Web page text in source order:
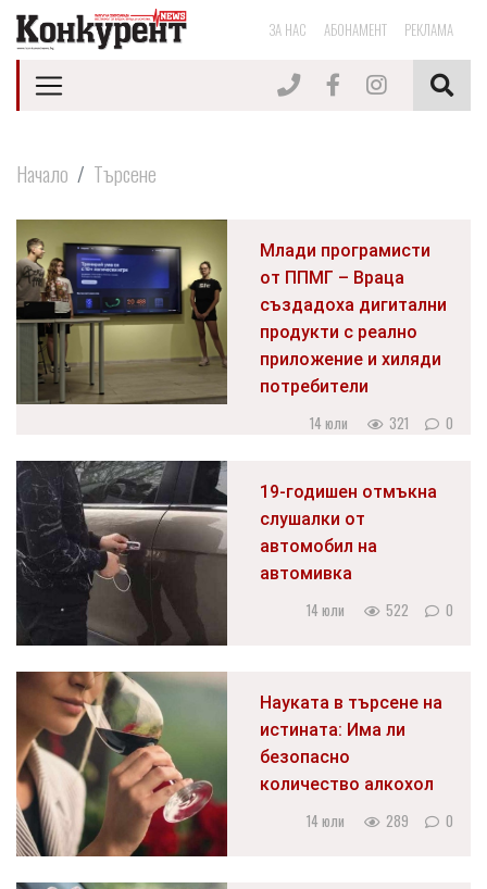
ЗА НАС АБОНАМЕНТ РЕКЛАМА
Начало Търсене
Млади програмисти
от ППМГ – Враца
създадоха дигитални
продукти с реално
приложение и хиляди
потребители
14 юли 321 0
19-годишен отмъкна
слушалки от
автомобил на
автомивка
14 юли 522 0
Науката в търсене на
истината: Има ли
безопасно
количество алкохол
14 юли 289 0